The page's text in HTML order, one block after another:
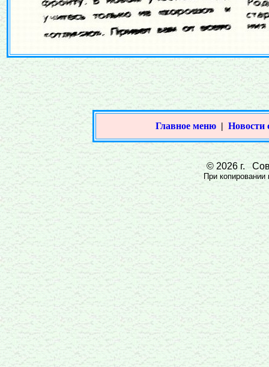
Главное меню | Новости
© 2026 г.
При копировании